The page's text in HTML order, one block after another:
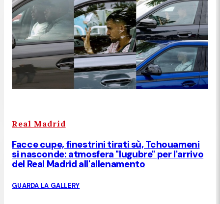
Real Madrid
Facce cupe, finestrini tirati sù, Tchouameni
si nasconde: atmosfera "lugubre" per l'arrivo
del Real Madrid all'allenamento
GUARDA LA GALLERY